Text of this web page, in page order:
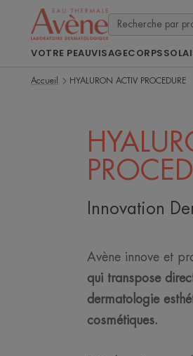
VOTRE PEAUVISAGECORPS
Accueil HYALURON ACTIV PROCEDURE
Innovation
Avène innove et
qui transpose
dermatologie
cosmétiques.